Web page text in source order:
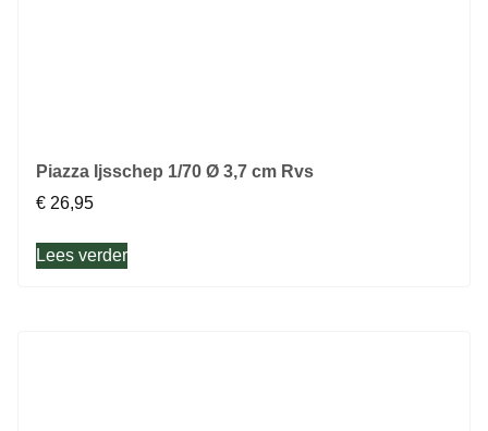
Piazza Ijsschep 1/70 Ø 3,7 cm Rvs
€ 26,95
Lees verder